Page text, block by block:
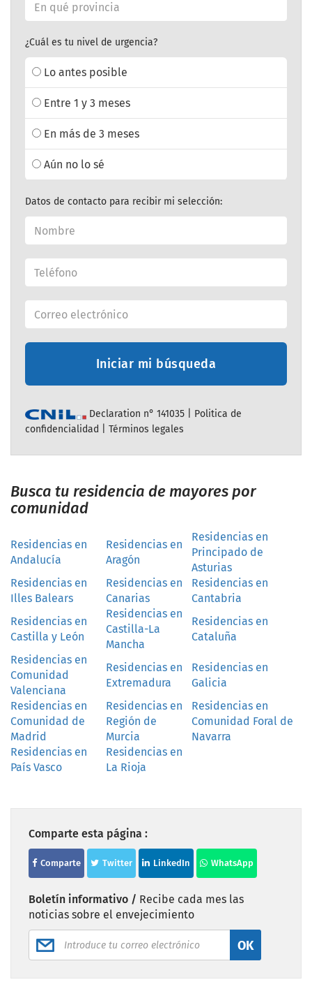
¿Cuál es tu nivel de urgencia?
Lo antes posible
Entre 1 y 3 meses
En más de 3 meses
Aún no lo sé
Datos de contacto para recibir mi selección:
Iniciar mi búsqueda
Declaration n° 141035 | Politica de
confidencialidad
Términos legales
Busca tu residencia de mayores por
comunidad
Residencias en
Andalucía
Residencias en
Aragón
Residencias en
Principado de
Asturias
Residencias en
Illes Balears
Residencias en
Canarias
Residencias en
Cantabria
Residencias en
Castilla y León
Residencias en
Castilla-La
Mancha
Residencias en
Cataluña
Residencias en
Comunidad
Valenciana
Residencias en
Extremadura
Residencias en
Galicia
Residencias en
Comunidad de
Madrid
Residencias en
Región de
Murcia
Residencias en
Comunidad Foral de
Navarra
Residencias en
País Vasco
Residencias en
La Rioja
Comparte esta página :
Comparte Twitter LinkedIn WhatsApp
Boletín informativo / Recibe cada mes las
noticias sobre el envejecimiento
OK